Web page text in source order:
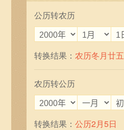
公历转农历
转换结果： 农历冬月廿五
农历转公历
转换结果： 公历2月5日